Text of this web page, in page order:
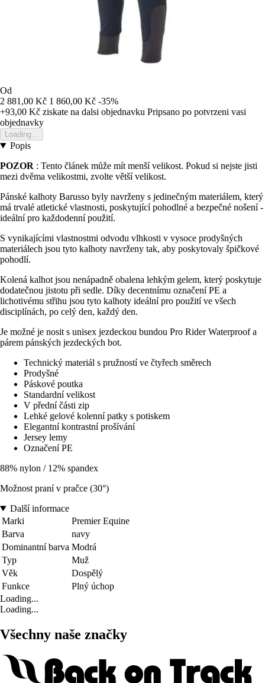
Od
2 881,00 Kč 1 860,00 Kč -35%
+93,00 Kč ziskate na dalsi objednavku Pripsano po potvrzeni vasi
objednavky
Loading...
Popis
POZOR : Tento článek může mít menší velikost. Pokud si nejste jisti
mezi dvěma velikostmi, zvolte větší velikost.
Pánské kalhoty Barusso byly navrženy s jedinečným materiálem, který
má trvalé atletické vlastnosti, poskytující pohodlné a bezpečné nošení -
ideální pro každodenní použití.
S vynikajícími vlastnostmi odvodu vlhkosti v vysoce prodyšných
materiálech jsou tyto kalhoty navrženy tak, aby poskytovaly špičkové
pohodlí.
Kolená kalhot jsou nenápadně obalena lehkým gelem, který poskytuje
dodatečnou jistotu při sedle. Díky decentnímu označení PE a
lichotivému střihu jsou tyto kalhoty ideální pro použití ve všech
disciplínách, po celý den, každý den.
Je možné je nosit s unisex jezdeckou bundou Pro Rider Waterproof a
párem pánských jezdeckých bot.
Technický materiál s pružností ve čtyřech směrech
Prodyšné
Páskové poutka
Standardní velikost
V přední části zip
Lehké gelové kolenní patky s potiskem
Elegantní kontrastní prošívání
Jersey lemy
Označení PE
88% nylon / 12% spandex
Možnost praní v pračce (30°)
Další informace
Marki
Premier Equine
Barva
navy
Dominantní barva Modrá
Typ
Muž
Věk
Dospělý
Funkce
Plný úchop
Loading...
Loading...
Všechny naše značky